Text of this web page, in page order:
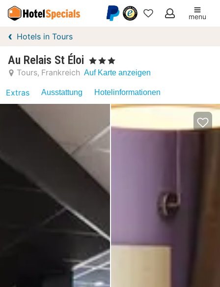
Meine
menu
Hotels in Tours
Au Relais St Éloi , 3 Sterne
Tours Frankreich Auf Karte anzeigen
Extras Ausstattung Hotelinformationen